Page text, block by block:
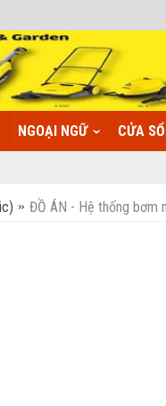
NGOẠI NGỮ CỬA
ĐỒ ÁN - Hệ thống bơm